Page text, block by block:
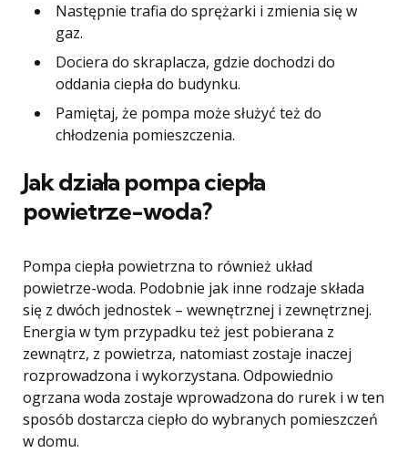
Następnie trafia do sprężarki i zmienia się w
gaz.
Dociera do skraplacza, gdzie dochodzi do
oddania ciepła do budynku.
Pamiętaj, że pompa może służyć też do
chłodzenia pomieszczenia.
Jak działa pompa ciepła
powietrze-woda?
Pompa ciepła powietrzna to również układ
powietrze-woda. Podobnie jak inne rodzaje składa
się z dwóch jednostek – wewnętrznej i zewnętrznej.
Energia w tym przypadku też jest pobierana z
zewnątrz, z powietrza, natomiast zostaje inaczej
rozprowadzona i wykorzystana. Odpowiednio
ogrzana woda zostaje wprowadzona do rurek i w ten
sposób dostarcza ciepło do wybranych pomieszczeń
w domu.